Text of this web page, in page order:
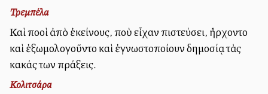
Τρεμπέλα
Καὶ πολλοὶ ἀπὸ ἐκείνους, ποὺ εἶχαν πιστεύσει, ἤρχοντο
καὶ ἐξωμολογοῦντο καὶ ἐγνωστοποίουν δημοσίᾳ τὰς
κακάς των πράξεις.
Κολιτσάρα